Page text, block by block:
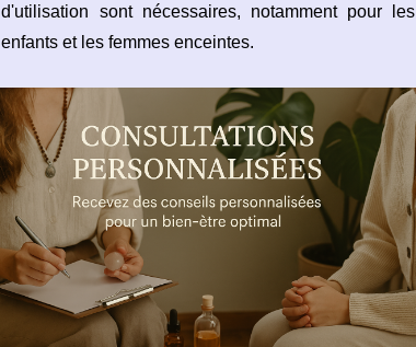
d'utilisation sont nécessaires, notamment pour les
enfants et les femmes enceintes.